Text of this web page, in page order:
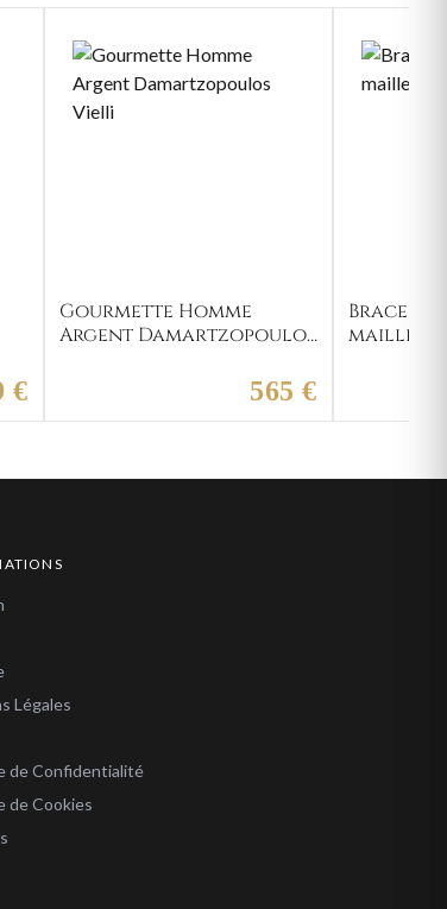
€
Gourmette Homme
Argent Damartzopoulos
565 €
maille
Légales
de Confidentialité
de Cookies